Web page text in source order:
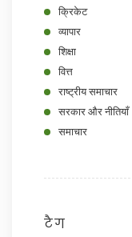
क्रिकेट
व्यापार
शिक्षा
वित्त
राष्ट्रीय समाचार
सरकार और नीतियाँ
समाचार
टैग